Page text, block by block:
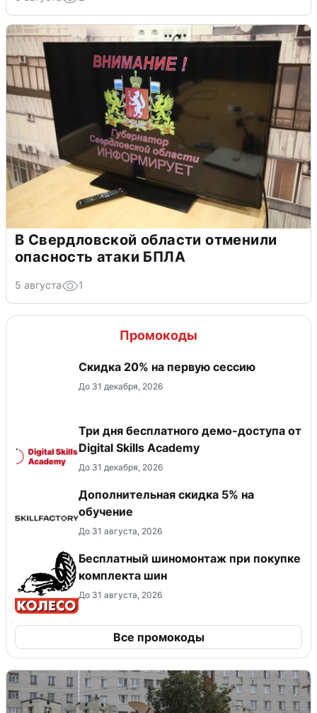
В Свердловской области отменили
опасность атаки БПЛА
5 августа 1
Промокоды
Скидка 20% на первую сессию
До 31 декабря, 2026
Три дня бесплатного демо-доступа от
Digital Skills Academy
До 31 декабря, 2026
Дополнительная скидка 5% на
обучение
До 31 августа, 2026
Бесплатный шиномонтаж при покупке
комплекта шин
До 31 августа, 2026
Все промокоды